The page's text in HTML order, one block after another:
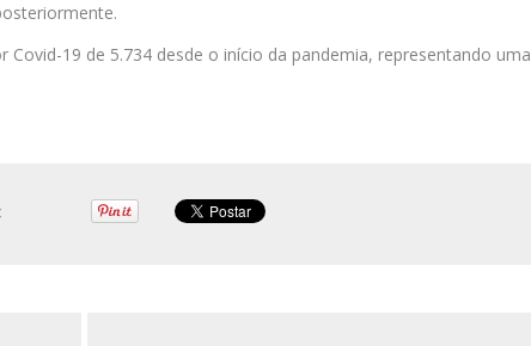
19 de 5.734 desde o início da pandemia, representando uma